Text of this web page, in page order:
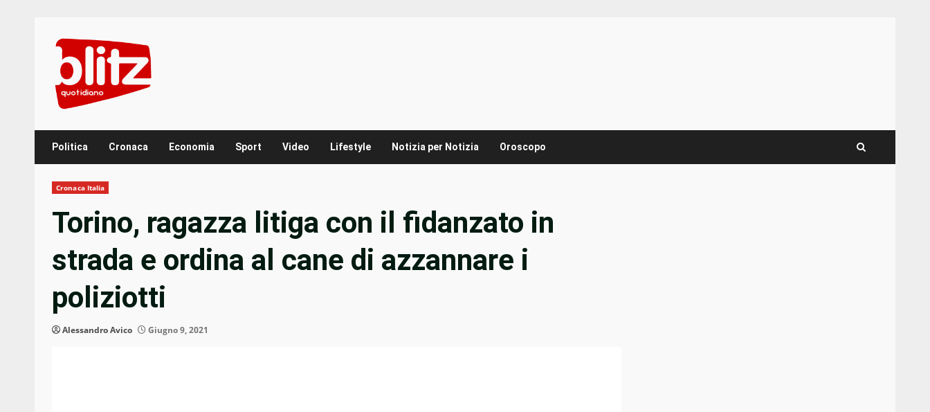
content
Politica Cronaca Economia Sport Video Lifestyle Notizia per Notizia Oroscopo
Cronaca Italia
Torino, ragazza litiga con il fidanzato in
strada e ordina al cane di azzannare i
poliziotti
Alessandro Avico Giugno 9, 2021